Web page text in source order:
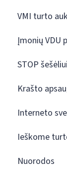
VMI turto
Įmonių VDU
STOP šešėliui
Krašto
Interneto
Ieškome
Nuorodos